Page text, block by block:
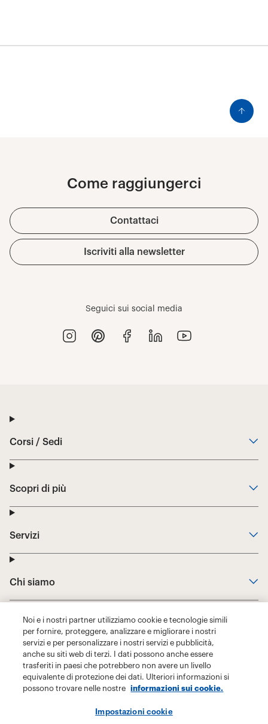
Noi e i nostri partner utilizziamo cookie e tecnologie simili
per fornire, proteggere, analizzare e migliorare i nostri
servizi e per personalizzare i nostri servizi e pubblicità,
anche su siti web di terzi. I dati possono anche essere
trasferiti in paesi che potrebbero non avere un livello
equivalente di protezione dei dati. Ulteriori informazioni si
possono trovare nelle nostre
informazioni sui cookie.
Impostazioni cookie